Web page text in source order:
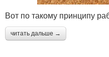
Вот по такому принципу
читать дальше →